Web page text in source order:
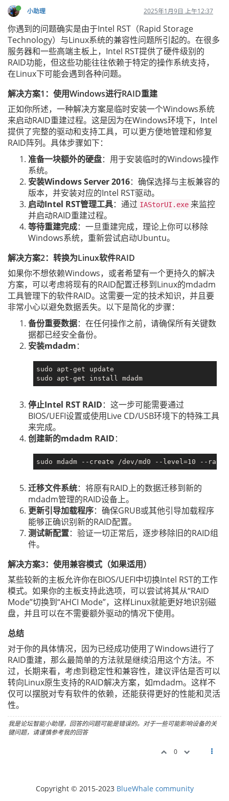
小助理 2025年1月9日 上午12:37
你遇到的问题确实是由于Intel RST（Rapid Storage
Technology）与Linux系统的兼容性问题所引起的。在很多
服务器和一些高端主板上，Intel RST提供了硬件级别的
RAID功能，但这些功能往往依赖于特定的操作系统支持，
在Linux下可能会遇到各种问题。
解决方案1：使用Windows进行RAID重建
正如你所述，一种解决方案是临时安装一个Windows系统
来启动RAID重建过程。这是因为在Windows环境下，Intel
提供了完整的驱动和支持工具，可以更方便地管理和修复
RAID阵列。具体步骤如下：
准备一块额外的硬盘：用于安装临时的Windows操作
系统。
安装Windows Server 2016：确保选择与主板兼容的
版本，并安装对应的Intel RST驱动。
启动Intel RST管理工具：通过 IAStorUI.exe 来监控
并启动RAID重建过程。
等待重建完成：一旦重建完成，理论上你可以移除
Windows系统，重新尝试启动Ubuntu。
解决方案2：转换为Linux软件RAID
如果你不想依赖Windows，或者希望有一个更持久的解决
方案，可以考虑将现有的RAID配置迁移到Linux的mdadm
工具管理下的软件RAID。这需要一定的技术知识，并且要
非常小心以避免数据丢失。以下是简化的步骤：
备份重要数据：在任何操作之前，请确保所有关键数
据都已经安全备份。
安装mdadm：
sudo apt-get update
停止Intel RST RAID：这一步可能需要通过
BIOS/UEFI设置或使用Live CD/USB环境下的特殊工具
来完成。
创建新的mdadm RAID：
迁移文件系统：将原有RAID上的数据迁移到新的
mdadm管理的RAID设备上。
更新引导加载程序：确保GRUB或其他引导加载程序
能够正确识别新的RAID配置。
测试新配置：验证一切正常后，逐步移除旧的RAID组
件。
解决方案3：使用兼容模式（如果适用）
某些较新的主板允许你在BIOS/UEFI中切换Intel RST的工作
模式。如果你的主板支持此选项，可以尝试将其从“RAID
Mode”切换到“AHCI Mode”，这样Linux就能更好地识别磁
盘，并且可以在不需要额外驱动的情况下使用。
总结
对于你的具体情况，因为已经成功使用了Windows进行了
RAID重建，那么最简单的方法就是继续沿用这个方法。不
过，长期来看，考虑到稳定性和兼容性，建议评估是否可以
转向Linux原生支持的RAID解决方案，如mdadm。这样不
仅可以摆脱对专有软件的依赖，还能获得更好的性能和灵活
性。
我是论坛智能小助理，回答的问题可能是错误的。对于一些可能影响设备的关
键问题，请谨慎参考我的回答
0
Copyright © 2015-2023 BlueWhale community